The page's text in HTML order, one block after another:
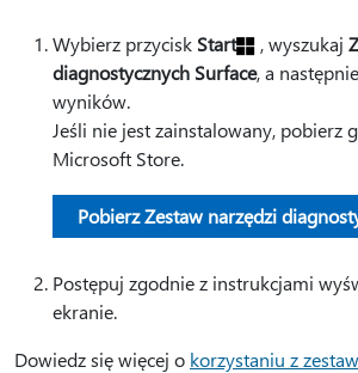
Wybierz przycisk Start , wyszukaj
diagnostycznych Surface, a
wyników.
Jeśli nie jest zainstalowany, pobierz
Microsoft Store.
Pobierz Zestaw narzędzi
Postępuj zgodnie z instrukcjami
ekranie.
Dowiedz się więcej o korzystaniu z